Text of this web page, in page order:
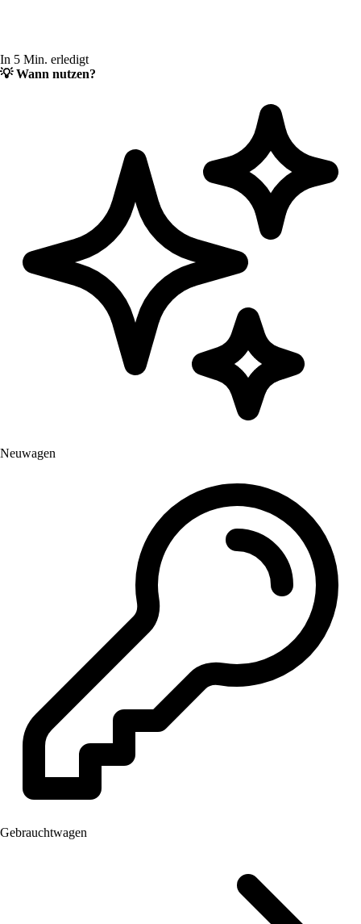
In 5 Min. erledigt
💡Wann nutzen?
Neuwagen
Gebrauchtwagen